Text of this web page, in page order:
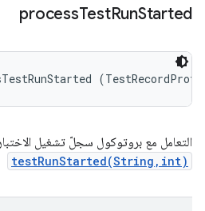
processTestRunStarted
التعامل مع بروتوكول سجلّ تشغيل
testRunStarted(String,int)